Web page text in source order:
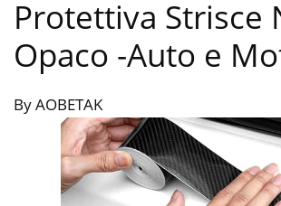
Protettiva Strisce
Opaco -Auto e
By AOBETAK